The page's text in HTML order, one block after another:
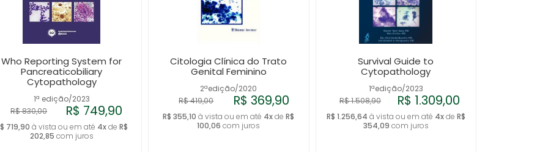
1ª edição/2023
Who Reporting System for
Pancreaticobiliary
Cytopathology
R$ 830,00 R$ 749,90
719,90 à vista ou em até 4xde R$
202,85 com juros
2ªedição/2020
Citologia Clínica do Trato
Genital Feminino
R$ 419,00 R$ 369,90
R$ 355,10 à vista ou em até 4xdeR$
100,06 com juros
1ªedição/2023
Survival Guide to
Cytopathology
R$ 1.508,90 R$ 1.309,00
R$ 1.256,64 à vista ou em até 4xde R$
354,09 com juros